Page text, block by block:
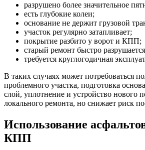
разрушено более значительное
есть глубокие колеи;
основание не держит грузовой
участок регулярно затапливает;
покрытие разбито у ворот и КПП;
старый ремонт быстро
требуется круглогодичная
В таких случаях может потребоваться
проблемного участка, подготовка
слой, уплотнение и устройство нового
локального ремонта, но снижает риск
Использование
КПП